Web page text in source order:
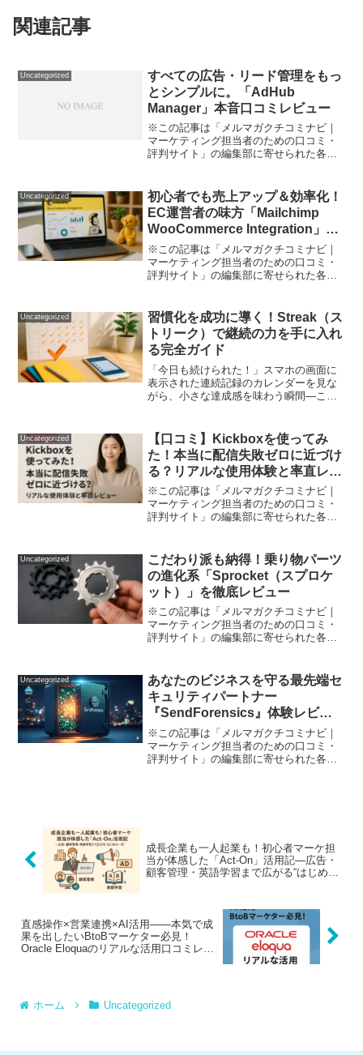
関連記事
Uncategorized
すべての広告・リード管理をもっ
とシンプルに。「AdHub
Manager」本音口コミレビュー
※この記事は「メルマガクチコミナビ｜
マーケティング担当者のための口コミ・
評判サイト」の編集部に寄せられた各商
ラットフォームで顧客対応が煩雑…」そ
んな日常にモヤモヤを感...
Uncategorized
初心者でも売上アップ＆効率化！
EC運営者の味方「Mailchimp
WooCommerce Integration」レ
ビュー
※この記事は「メルマガクチコミナビ｜
マーケティング担当者のための口コミ・
評判サイト」の編集部に寄せられた各商
を伸ばしたいけれど… メールマーケティ
ングの仕組み化って複雑そうだ...
Uncategorized
習慣化を成功に導く！Streak（ス
トリーク）で継続の力を手に入れ
る完全ガイド
「今日も続けられた！」スマホの画面に
表示された連続記録のカレンダーを見な
がら、小さな達成感を味わう瞬間—これ
で終わってしまう...そんな悩みを抱えて
いませんか？私もまさ...
Uncategorized
【口コミ】Kickboxを使ってみ
た！本当に配信失敗ゼロに近づけ
る？リアルな使用体験と率直レビ
ュー
※この記事は「メルマガクチコミナビ｜
マーケティング担当者のための口コミ・
評判サイト」の編集部に寄せられた各商
「スパム判定」。せっかく作ったメルマ
ガも、メールリストの質が悪...
Uncategorized
こだわり派も納得！乗り物パーツ
の進化系「Sprocket（スプロケ
ット）」を徹底レビュー
※この記事は「メルマガクチコミナビ｜
マーケティング担当者のための口コミ・
評判サイト」の編集部に寄せられた各商
か？」 動力パーツはなんとなく純正を使
っているけど… 「もう...
Uncategorized
あなたのビジネスを守る最先端セ
キュリティパートナー
『SendForensics』体験レビュ
ー
※この記事は「メルマガクチコミナビ｜
マーケティング担当者のための口コミ・
評判サイト」の編集部に寄せられた各商
成長企業も一人起業も！初心者マーケ担
当が体感した「Act-On」活用記―広告・
顧客管理・英語学習まで広がる“はじめの
直感操作×営業連携×AI活用――本気で成
果を出したいBtoBマーケター必見！
Oracle Eloquaのリアルな活用口コミレビ
ホーム Uncategorized